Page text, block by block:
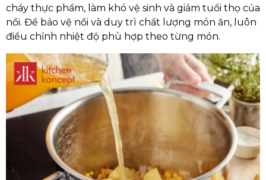
cháy thực phẩm, làm khó vệ sinh và giảm tuổi thọ của
nồi. Để bảo vệ nồi và duy trì chất lượng món ăn, luôn
điều chỉnh nhiệt độ phù hợp theo từng món.